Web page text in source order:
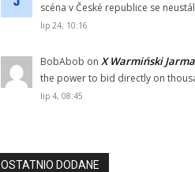
scéna v České republice se
lip 24, 10:16
BobAbob on X Warmiński
the power to bid directly on
lip 4, 08:45
OSTATNIO DODANE